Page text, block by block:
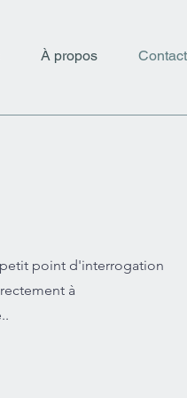
À propos Contact
point d'interrogation
à